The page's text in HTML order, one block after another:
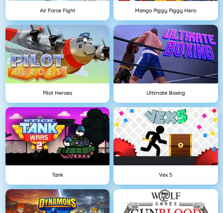
Air Force Fight Mango Piggy Piggy Hero
Pilot Heroes Ultimate Boxing
Tank Vex 5